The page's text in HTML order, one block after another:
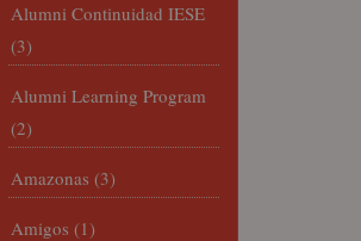
Alumni Continuidad IESE
(3)
Alumni Learning Program
(2)
Amazonas (3)
Amigos (1)